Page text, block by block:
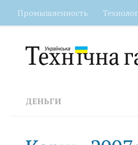
Перейти к содержимому
Промышленность
ДЕНЬГИ